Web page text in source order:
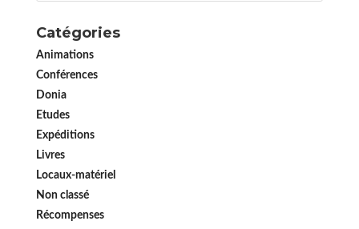
Catégories
Animations
Conférences
Donia
Etudes
Expéditions
Livres
Locaux-matériel
Non classé
Récompenses